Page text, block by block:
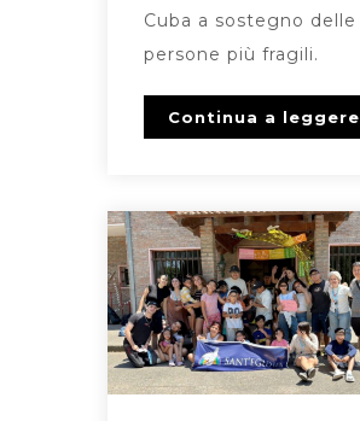
Cuba a sostegno delle
persone più fragili.
Continua a leggere